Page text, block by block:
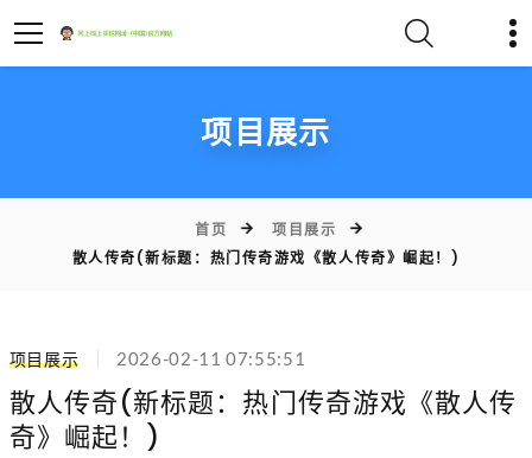
项目展示
首页
项目展示
散人传奇(新标题：热门传奇游戏《散人传奇》崛起！)
项目展示 2026-02-11 07:55:51
散人传奇(新标题：热门传奇游戏《散人传
奇》崛起！)